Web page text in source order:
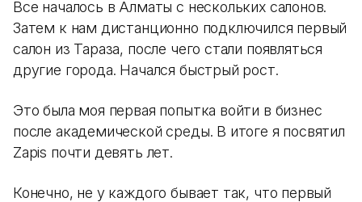
Все началось в Алматы с нескольких салонов.
Затем к нам дистанционно подключился первый
салон из Тараза, после чего стали появляться
другие города. Начался быстрый рост.
Это была моя первая попытка войти в бизнес
после академической среды. В итоге я посвятил
Zapis почти девять лет.
Конечно, не у каждого бывает так, что первый